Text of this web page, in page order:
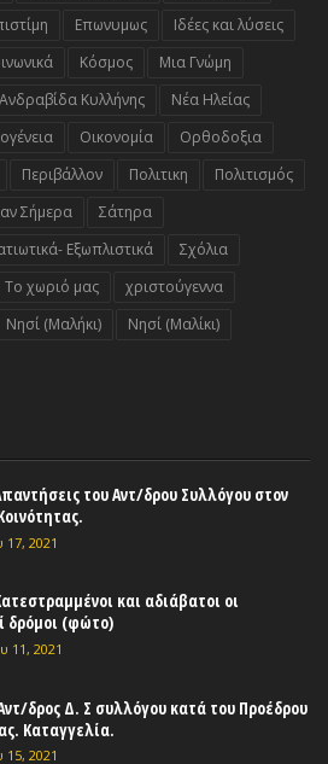
Επωνυμως
Ιδέες και λύσεις
Κόσμος
Μια Γνώμη
Κυλλήνης
Νέα Ηλείας
Οικονομία
Ορθοδοξια
Περιβάλλον Πολιτικη
Πολιτισμός
Σήμερα
Σάτηρα
Εξωπλιστικά
Σχόλια
Το χωριό μας
χριστούγεννα
Nησί (Μαλήκι)
Nησί (Μαλίκι)
του Αντ/δρου Συλλόγου στον
17, 2021
και αδιάβατοι οι
δρόμοι (φώτο)
11, 2021
δρος Δ. Σ συλλόγου κατά του Προέδρου
Καταγγελία.
15, 2021